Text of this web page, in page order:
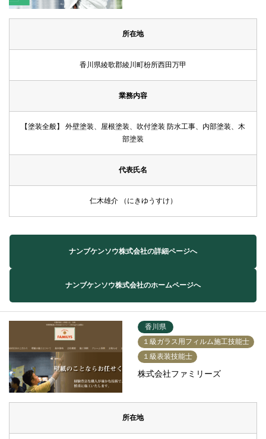
所在地
香川県綾歌郡綾川町枌所西田万甲
業務内容
【塗装全般】 外壁塗装、屋根塗装、吹付塗装 防水工事、内部塗装、木
部塗装
代表氏名
仁木雄介 （にきゆうすけ）
ナンブケンソウ株式会社の詳細ページへ
ナンブケンソウ株式会社のホームページへ
香川県
１級ガラス用フィルム施工技能士
１級表装技能士
株式会社ファミリーズ
所在地